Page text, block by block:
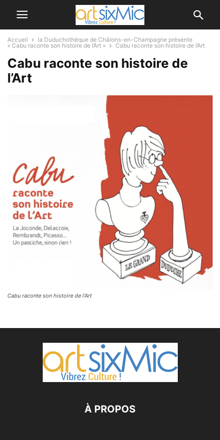
Accueil
la Duduchothèque de Châlons-en-Champagne présente
« Cabu raconte son histoire de l’Art »
Cabu raconte son histoire de l’Art
Cabu raconte son histoire de
l’Art
Cabu raconte son histoire de l’Art
À PROPOS